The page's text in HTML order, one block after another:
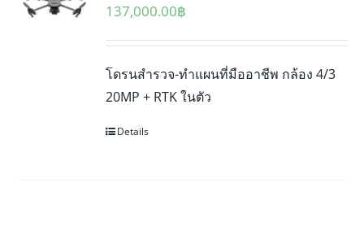
137,000.00฿
โดรนสำรวจ-ทำแผนที่มืออาชีพ กล้อง 4/3
20MP + RTK ในตัว
Details